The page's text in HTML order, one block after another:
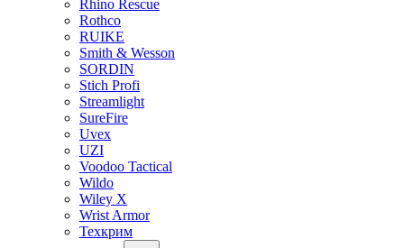
Rhino Rescue
Rothco
RUIKE
Smith & Wesson
SORDIN
Stich Profi
Streamlight
SureFire
Uvex
UZI
Voodoo Tactical
Wildo
Wiley X
Wrist Armor
Техкрим